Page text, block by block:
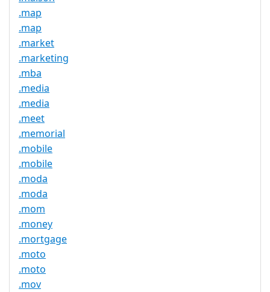
.map
.map
.market
.marketing
.mba
.media
.media
.meet
.memorial
.mobile
.mobile
.moda
.moda
.mom
.money
.mortgage
.moto
.moto
.mov